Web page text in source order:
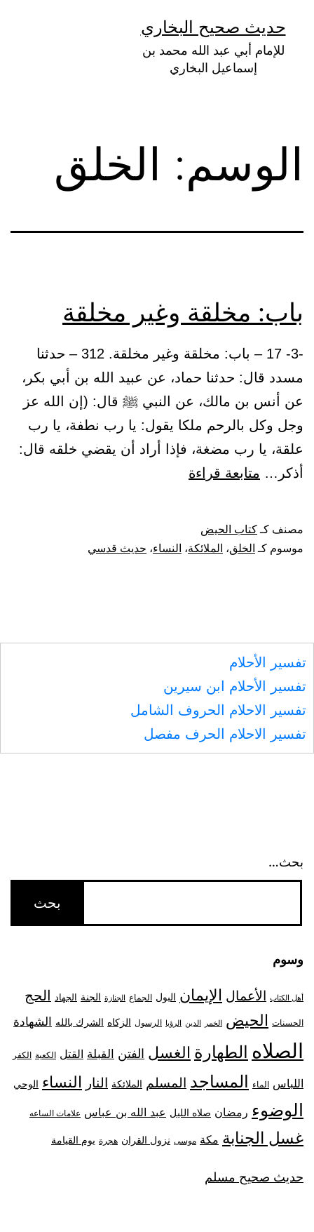
المحتوى
حديث صحيح البخاري
للإمام أبي عبد الله محمد بن
إسماعيل البخاري
الوسم: الخلق
باب: مخلقة وغير مخلقة
-3- 17 – باب: مخلقة وغير مخلقة. 312 – حدثنا
مسدد قال: حدثنا حماد، عن عبيد الله بن أبي بكر،
عن أنس بن مالك، عن النبي ﷺ قال: (إن الله عز
وجل وكل بالرحم ملكا يقول: يا رب نطفة، يا رب
علقة، يا رب مضغة، فإذا أراد أن يقضي خلقه قال:
أذكر… متابعة قراءة
مخلقة
مصنف كـكتاب الحيض
موسوم كـ الخلق، الملائكة، النساء، حديث قدسي
تفسير الأحلام
تفسير الأحلام ابن سيرين
تفسير الاحلام الحروف الشامل
تفسير الاحلام الحرف مفصل
بحث…
وسوم
أهل الكتاب الأعمال الإيمان البول الجماع الجنازة الجنة الجهاد الحج
الحسنات الحيض الخمر الدين الرؤيا الرسول الزكاه الشرك بالله الشهادة
الصلاه الطهارة الغسل الفتن القبلة القتل الكعبة الكفر
اللباس الماء المساجد المسلم الملائكة النار النساء الوحي
الوضوء رمضان صلاه الليل عبد الله بن عباس علامات الساعه
غسل الجنابة مكة موسى نزول القران هجرة يوم القيامة
حديث صحيح مسلم